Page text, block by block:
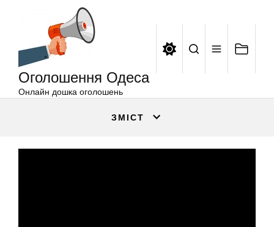
Оголошення Одеса
Онлайн дошка оголошень
ЗМІСТ